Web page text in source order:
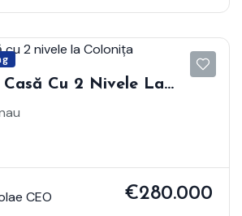
Casă Cu 2 Nivele La
CEO €280.000